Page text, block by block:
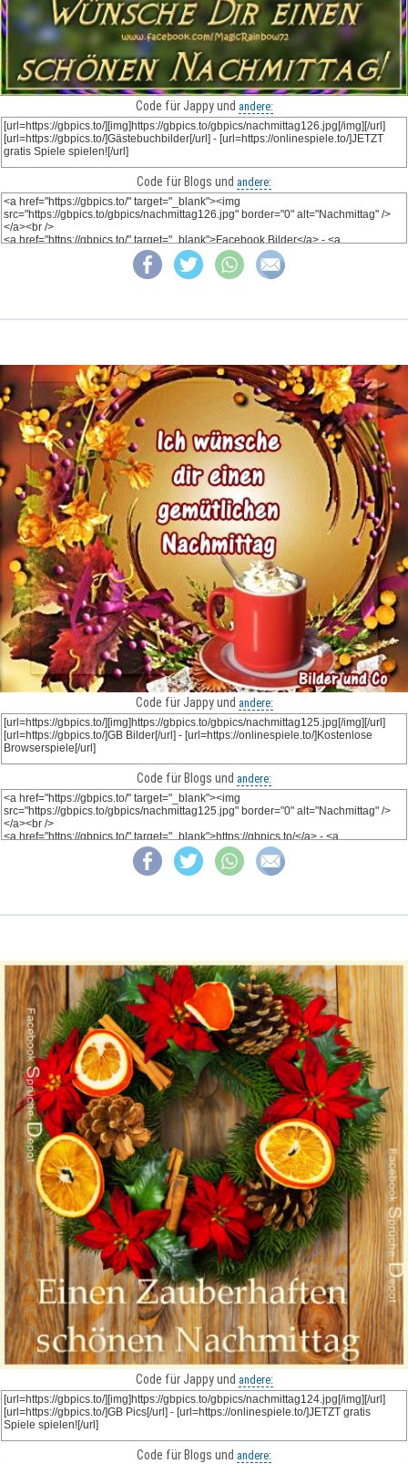
Code für Jappy und andere:
Code für Blogs und andere:
Code für Jappy und andere:
Code für Blogs und andere:
Code für Jappy und andere:
Code für Blogs und andere: